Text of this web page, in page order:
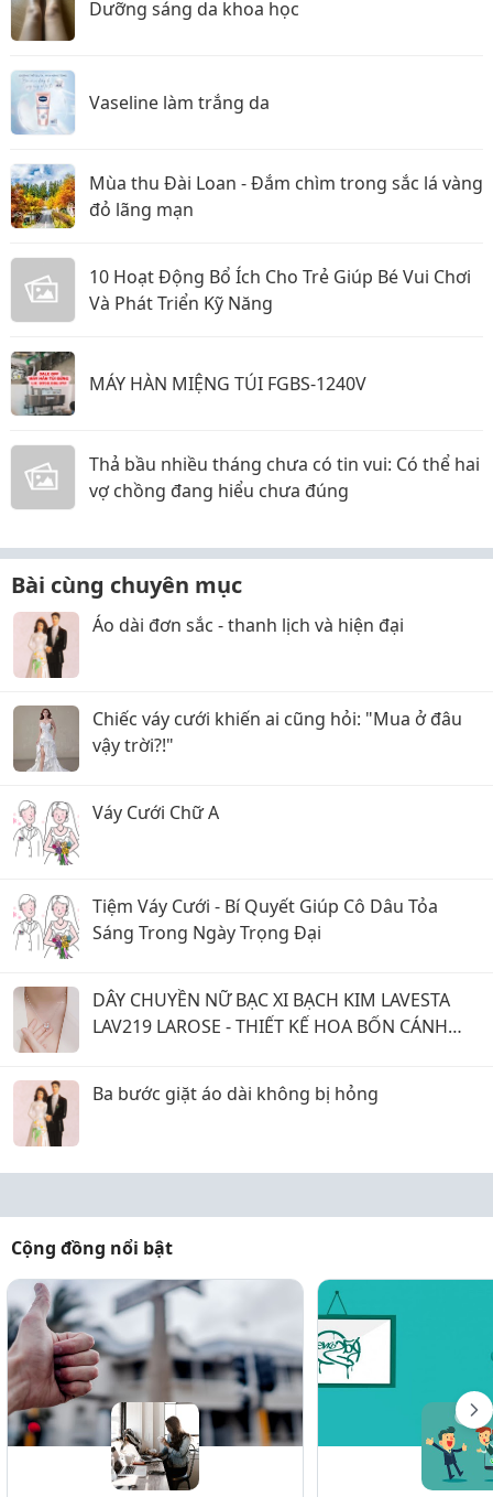
Dưỡng sáng da khoa học
Vaseline làm trắng da
Mùa thu Đài Loan - Đắm chìm trong sắc lá vàng
đỏ lãng mạn
10 Hoạt Động Bổ Ích Cho Trẻ Giúp Bé Vui Chơi
Và Phát Triển Kỹ Năng
MÁY HÀN MIỆNG TÚI FGBS-1240V
Thả bầu nhiều tháng chưa có tin vui: Có thể hai
vợ chồng đang hiểu chưa đúng
Bài cùng chuyên mục
Áo dài đơn sắc - thanh lịch và hiện đại
Chiếc váy cưới khiến ai cũng hỏi: "Mua ở đâu
vậy trời?!"
Váy Cưới Chữ A
Tiệm Váy Cưới - Bí Quyết Giúp Cô Dâu Tỏa
Sáng Trong Ngày Trọng Đại
DÂY CHUYỀN NỮ BẠC XI BẠCH KIM LAVESTA
LAV219 LAROSE - THIẾT KẾ HOA BỐN CÁNH
Ba bước giặt áo dài không bị hỏng
Cộng đồng nổi bật